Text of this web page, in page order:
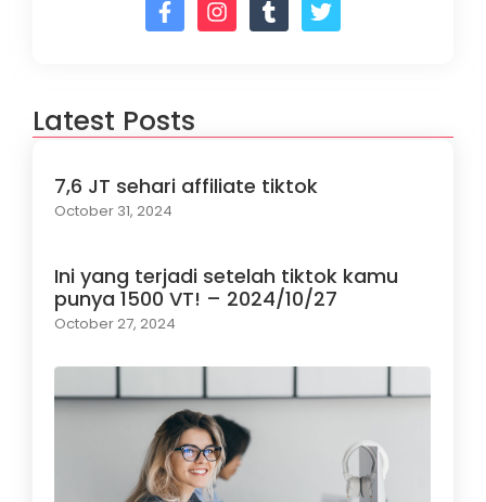
Latest Posts
7,6 JT sehari affiliate tiktok
October 31, 2024
Ini yang terjadi setelah tiktok kamu
punya 1500 VT! – 2024/10/27
October 27, 2024